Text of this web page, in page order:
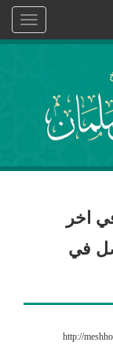
Toggle
اخر
في
http://